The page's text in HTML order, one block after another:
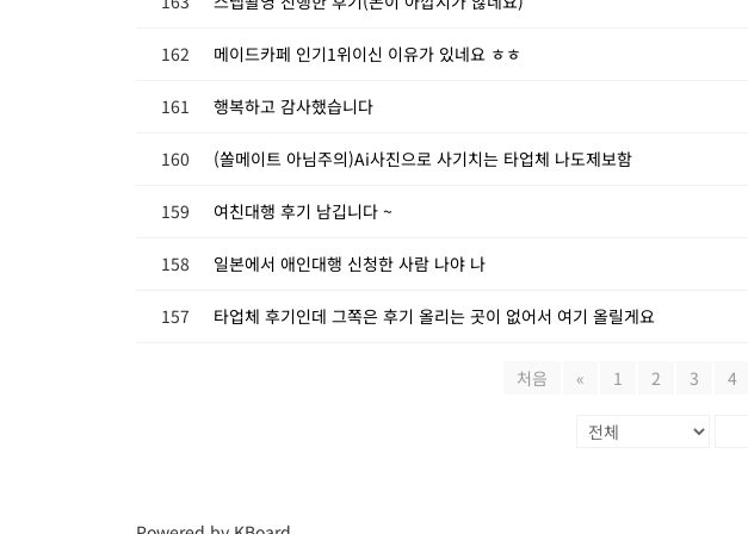
162 메이드카페 인기1위이신 이유가 있네요 ㅎㅎ
161 행복하고 감사했습니다
160 (쏠메이트 아님주의)Ai사진으로 사기치는 타업체 나도제보함
159 여친대행 후기 남깁니다 ~
158 일본에서 애인대행 신청한 사람 나야 나
157 타업체 후기인데 그쪽은 후기 올리는 곳이 없어서 여기 올릴게요
처음 « 1 2 3 4